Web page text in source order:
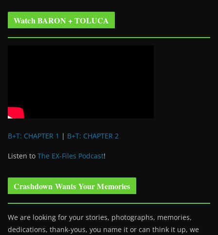
Watch BARON + TOLUCA
B+T: CHAPTER 1 | B+T: CHAPTER 2
Listen to The EX-Files Podcast!
Crashdown Wants Your Memories
We are looking for your stories, photographs, memories,
dedications, thank-yous, you name it or can think it up, we